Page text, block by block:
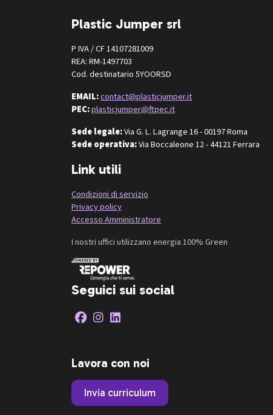
Plastic Jumper srl
P IVA / CF 14107281009
REA: RM-1497703
Cod. destinatario 5YOORSD
EMAIL:contact@plasticjumper.it
PEC:plasticjumper@ftpec.it
Sede legale:Via G. L. Lagrange 16 - 00197 Roma
Sede operativa:Via Boccaleone 12 - 44121 Ferrara
Link utili
Condizioni di servizio
Privacy policy
Accesso Amministratore
I nostri uffici utilizzano energia 100% Green
Seguici sui social
Lavora con noi
Invia curriculum